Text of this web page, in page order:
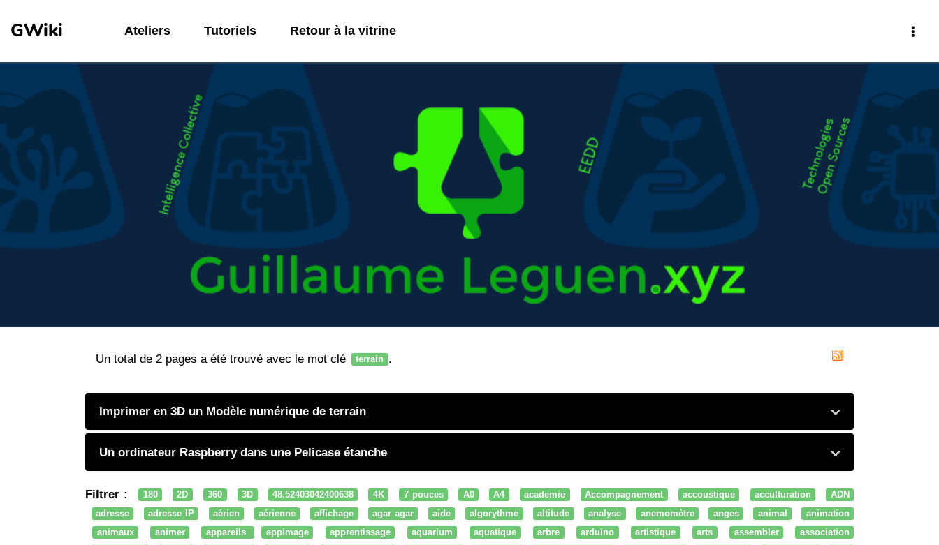
GWiki Ateliers Tutoriels Retour à la vitrine
Un total de 2 pages a été trouvé avec le mot clé terrain .
Imprimer en 3D un Modèle numérique de terrain
Un ordinateur Raspberry dans une Pelicase étanche
Filtrer : 180 2D 360 3D 48.52403042400638 4K 7 pouces A0 A4 academie Accompagnement accoustique acculturation
ADN
adresse
adresse IP aérien aérienne affichage agar agar aide algorythme altitude analyse anemomètre anges animal
animation
animaux
animer appareils appimage apprentissage aquarium aquatique arbre arduino artistique arts assembler
association